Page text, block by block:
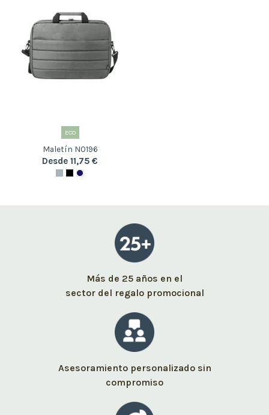
ECO
Maletín N0196
Desde 11,75 €
Más de 25 años en el
sector del regalo promocional
Asesoramiento personalizado sin
compromiso